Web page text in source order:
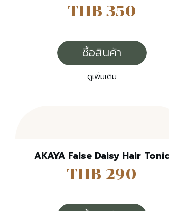
THB 350
ซื้อสินค้า
ดูเพิ่มเติม
AKAYA False Daisy Hair Tonic
THB 290